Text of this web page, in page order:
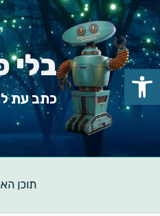
Skip
to
content
בלי
כתב עת
תוכן
פתח סרגל נגישות